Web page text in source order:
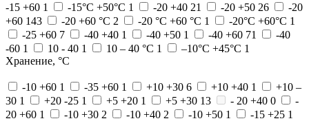
-15 +60 1 -15°С +50°С 1 -20 +40 21 -20 +50 26
-20
+60 143 -20 +60 °С 2 -20 °С +60 °С 1 -20°С +60°С 1
-25 +60 7 -40 +40 1 -40 +50 1 -40 +60 71
-40
-60 1 10 - 40 1 10 – 40 °С 1 –10°C +45°C 1
Хранение, °C
-10 +60 1 -35 +60 1 +10 +30 6 +10 +40 1
+10 –
30 1 +20 -25 1 +5 +20 1 +5 +30 13 - 20 +40 0
-
20 +60 1 -10 +30 2 -10 +40 2 -10 +50 1 -15 +25 1